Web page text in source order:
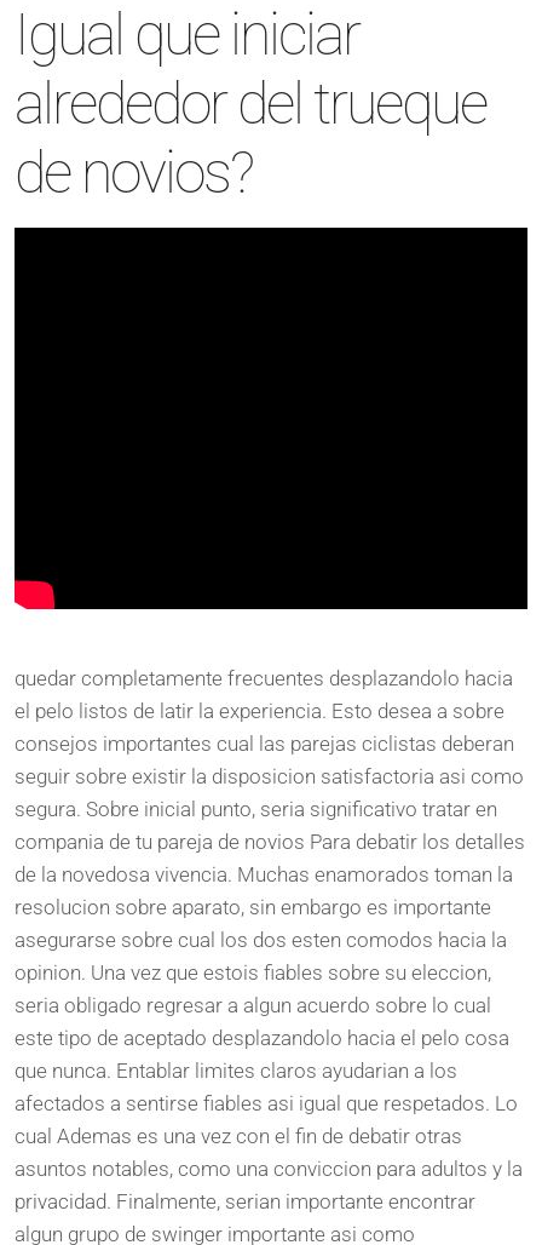
Igual que iniciar
alrededor del trueque
de novios?
quedar completamente frecuentes desplazandolo hacia
el pelo listos de latir la experiencia. Esto desea a sobre
consejos importantes cual las parejas ciclistas deberan
seguir sobre existir la disposicion satisfactoria asi como
segura. Sobre inicial punto, seria significativo tratar en
compania de tu pareja de novios Para debatir los detalles
de la novedosa vivencia. Muchas enamorados toman la
resolucion sobre aparato, sin embargo es importante
asegurarse sobre cual los dos esten comodos hacia la
opinion. Una vez que estois fiables sobre su eleccion,
seria obligado regresar a algun acuerdo sobre lo cual
este tipo de aceptado desplazandolo hacia el pelo cosa
que nunca. Entablar limites claros ayudarian a los
afectados a sentirse fiables asi igual que respetados. Lo
cual Ademas es una vez con el fin de debatir otras
asuntos notables, como una conviccion para adultos y la
privacidad. Finalmente, serian importante encontrar
algun grupo de swinger importante asi como